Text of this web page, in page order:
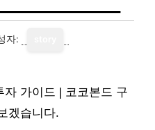
자:
가이드 | 코코본드 구
겠습니다.